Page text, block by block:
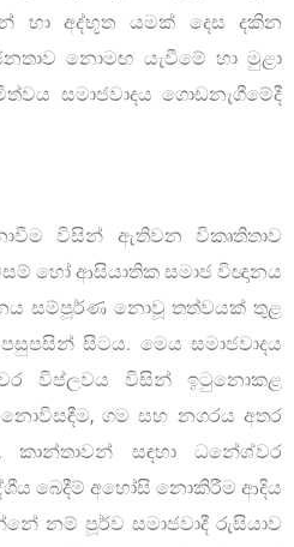
හා අද්භූත යමක් දෙස දකින
නොමඟ යැවීමේ හා මුළා
සමාජවාදය ගොඩනැගීමේදී
විසින් ඇතිවන විකෘතිතාව
හෝ ආසියාතික සමාජ විඥානය
සම්පූර්ණ නොවූ තත්වයක් තුළ
සිටය. මෙය සමාජවාදය
විප්ලවය විසින් ඉටුනොකළ
නොවිසඳීම, ගම සහ නගරය අතර
සඳහා ධනේශ්වර
බෙදීම් අහෝසි නොකිරීම ආදිය
නම් පූර්ව සමාජවාදී රුසියාව